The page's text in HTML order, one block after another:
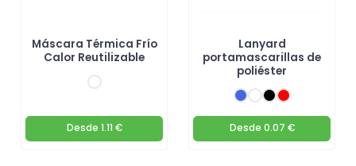
Máscara Térmica Frío
Calor Reutilizable
Desde 1.11 €
Lanyard
portamascarillas de
poliéster
Desde 0.07 €